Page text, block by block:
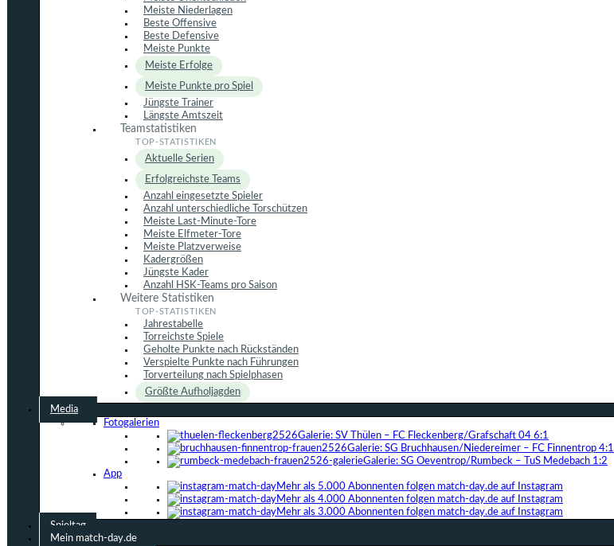
Meiste Niederlagen
Beste Offensive
Beste Defensive
Meiste Punkte
Meiste Erfolge
Meiste Punkte pro Spiel
Jüngste Trainer
Längste Amtszeit
Teamstatistiken
Aktuelle Serien
Erfolgreichste Teams
Anzahl eingesetzte Spieler
Anzahl unterschiedliche Torschützen
Meiste Last-Minute-Tore
Meiste Elfmeter-Tore
Meiste Platzverweise
Kadergrößen
Jüngste Kader
Anzahl HSK-Teams pro Saison
Weitere Statistiken
Jahrestabelle
Torreichste Spiele
Geholte Punkte nach Rückständen
Verspielte Punkte nach Führungen
Torverteilung nach Spielphasen
Größte Aufholjagden
Media
Fotogalerien
Galerie: SV Thülen – FC Fleckenberg/Grafschaft 04 6:1
Galerie: SG Bruchhausen/Niedereimer – FC Finnentrop 4:1
Galerie: SG Oeventrop/Rumbeck – TuS Medebach 1:2
App
Mehr als 5.000 Abonnenten folgen match-day.de auf Instagram
Mehr als 4.000 Abonnenten folgen match-day.de auf Instagram
Mehr als 3.000 Abonnenten folgen match-day.de auf Instagram
Spieltag
Mein match-day.de